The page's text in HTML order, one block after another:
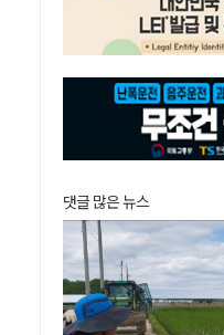
댓글 많은 뉴스